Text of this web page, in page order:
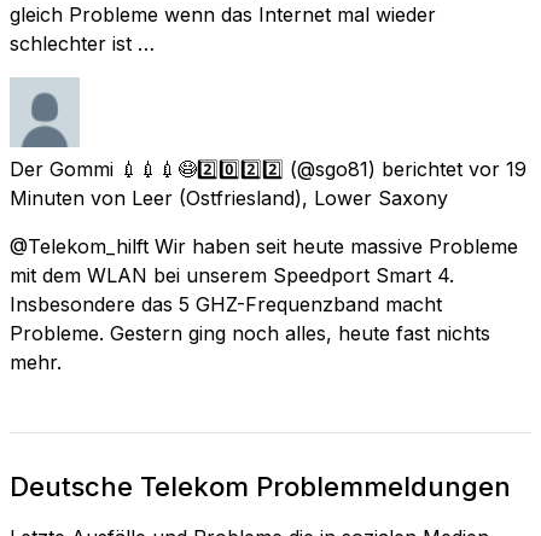
gleich Probleme wenn das Internet mal wieder
schlechter ist …
Der Gommi 💉💉💉😷2️⃣0️⃣2️⃣2️⃣ (@sgo81) berichtet vor 19
Minuten von Leer (Ostfriesland), Lower Saxony
@Telekom_hilft Wir haben seit heute massive Probleme
mit dem WLAN bei unserem Speedport Smart 4.
Insbesondere das 5 GHZ-Frequenzband macht
Probleme. Gestern ging noch alles, heute fast nichts
mehr.
Deutsche Telekom Problemmeldungen